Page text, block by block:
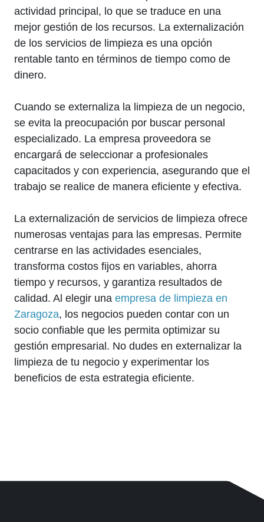
actividad principal, lo que se traduce en una
mejor gestión de los recursos. La externalización
de los servicios de limpieza es una opción
rentable tanto en términos de tiempo como de
dinero.
Cuando se externaliza la limpieza de un negocio,
se evita la preocupación por buscar personal
especializado. La empresa proveedora se
encargará de seleccionar a profesionales
capacitados y con experiencia, asegurando que el
trabajo se realice de manera eficiente y efectiva.
La externalización de servicios de limpieza ofrece
numerosas ventajas para las empresas. Permite
centrarse en las actividades esenciales,
transforma costos fijos en variables, ahorra
tiempo y recursos, y garantiza resultados de
calidad. Al elegir una empresa de limpieza en
Zaragoza, los negocios pueden contar con un
socio confiable que les permita optimizar su
gestión empresarial. No dudes en externalizar la
limpieza de tu negocio y experimentar los
beneficios de esta estrategia eficiente.